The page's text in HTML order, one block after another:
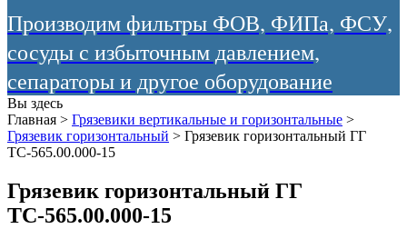
Производим фильтры ФОВ, ФИПа, ФСУ,
сосуды с избыточным давлением,
сепараторы и другое оборудование
Вы здесь
Главная > Грязевики вертикальные и горизонтальные >
Грязевик горизонтальный > Грязевик горизонтальный ГГ
ТС-565.00.000-15
Грязевик горизонтальный ГГ
ТС-565.00.000-15